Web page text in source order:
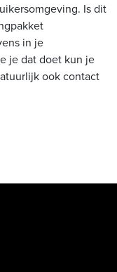
Is dit
in je
je dat doet kun je
ook contact